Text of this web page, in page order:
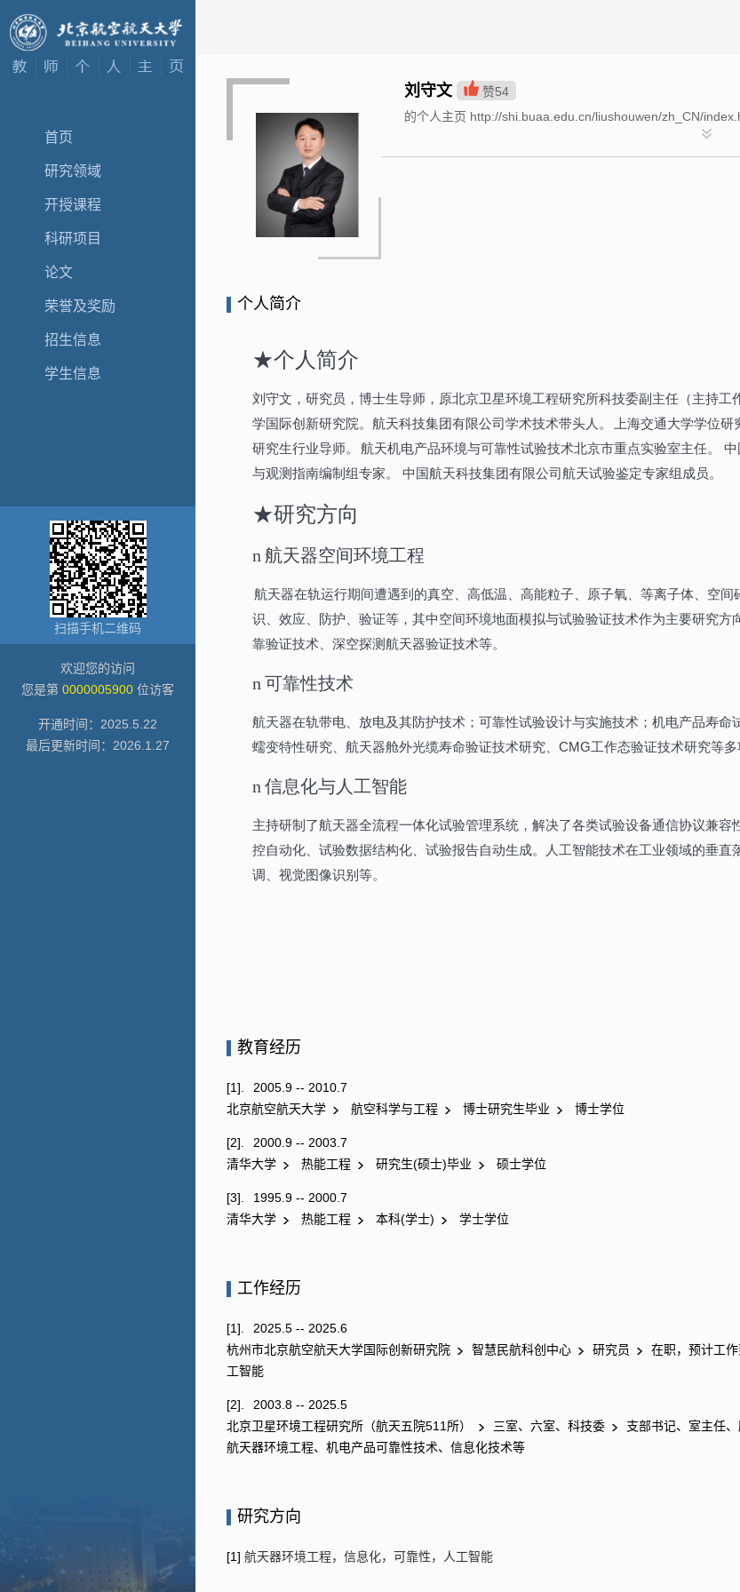
首页
研究领域
开授课程
科研项目
论文
荣誉及奖励
招生信息
学生信息
扫描手机二维码
欢迎您的访问
您是第 0000005900 位访客
开通时间： 2025 5 22
最后更新时间： 2026 1 27
刘守文 赞54
的个人主页 http://shi.buaa.edu.cn/liushouwen/zh_CN/
个人简介
教育经历
[1].
2005.9 -- 2010.7
北京航空航天大学
航空科学与工程 博士研究生毕业 博士学位
[2].
2000.9 -- 2003.7
清华大学
热能工程 研究生(硕士)毕业 硕士学位
[3].
1995.9 -- 2000.7
清华大学
热能工程 本科(学士) 学士学位
工作经历
[1].
2025.5 -- 2025.6
杭州市北京航空航天大学国际创新研究院
智慧民航科创中心 研究员 在职，预计工
工智能
[2].
2003.8 -- 2025.5
北京卫星环境工程研究所（航天五院511所）
三室、六室、科技委 支部书记、室主任
航天器环境工程、机电产品可靠性技术、信息化技术等
研究方向
[1] 航天器环境工程，信息化，可靠性，人工智能